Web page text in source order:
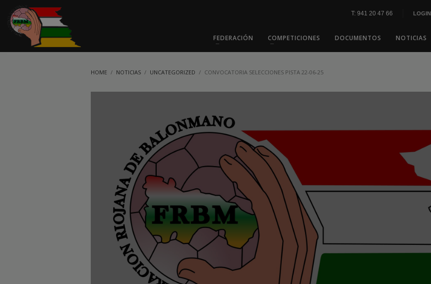
T: 941 20 47 66 LOGIN
FEDERACIÓN COMPETICIONES DOCUMENTOS NOTICIAS
HOME NOTICIAS UNCATEGORIZED CONVOCATORIA SELECCIONES PISTA 22-06-25